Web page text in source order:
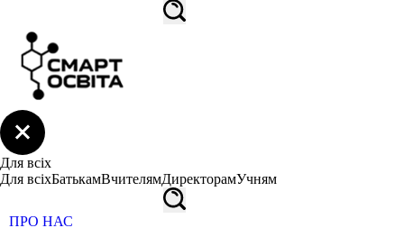
Для всіх
Для всіхБатькамВчителямДиректорамУчням
ПРО НАС